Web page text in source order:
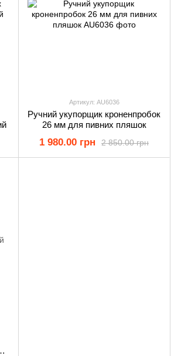
Артикул: AU6036
Ручний укупорщик кроненпробок
26 мм для пивних пляшок
2 850.00 грн
1 980.00 грн